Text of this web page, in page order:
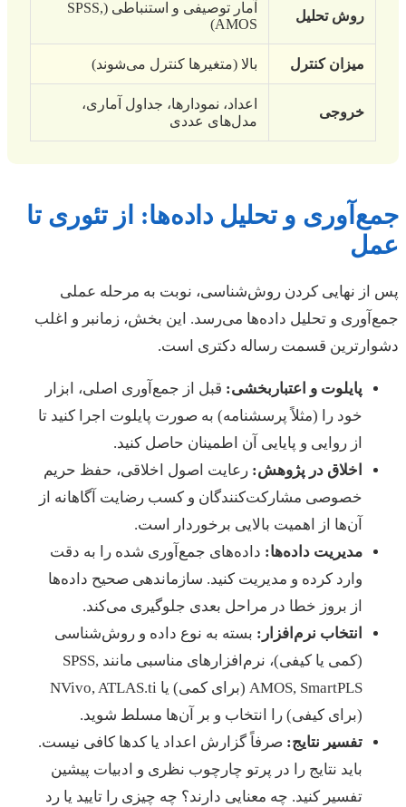
روش تحلیل
آمار توصیفی و استنباطی (SPSS,
AMOS)
میزان کنترل بالا (متغیرها کنترل می‌شوند)
خروجی
اعداد، نمودارها، جداول آماری،
مدل‌های عددی
جمع‌آوری و تحلیل داده‌ها: از تئوری تا
عمل
پس از نهایی کردن روش‌شناسی، نوبت به مرحله عملی
جمع‌آوری و تحلیل داده‌ها می‌رسد. این بخش، زمانبر و اغلب
دشوارترین قسمت رساله دکتری است.
پایلوت و اعتباربخشی: قبل از جمع‌آوری اصلی، ابزار
خود را (مثلاً پرسشنامه) به صورت پایلوت اجرا کنید تا
از روایی و پایایی آن اطمینان حاصل کنید.
اخلاق در پژوهش: رعایت اصول اخلاقی، حفظ حریم
خصوصی مشارکت‌کنندگان و کسب رضایت آگاهانه از
آن‌ها از اهمیت بالایی برخوردار است.
مدیریت داده‌ها: داده‌های جمع‌آوری شده را به دقت
وارد کرده و مدیریت کنید. سازماندهی صحیح داده‌ها
از بروز خطا در مراحل بعدی جلوگیری می‌کند.
انتخاب نرم‌افزار: بسته به نوع داده و روش‌شناسی
(کمی یا کیفی)، نرم‌افزارهای مناسبی مانند SPSS,
AMOS, SmartPLS (برای کمی) یا NVivo, ATLAS.ti
(برای کیفی) را انتخاب و بر آن‌ها مسلط شوید.
تفسیر نتایج: صرفاً گزارش اعداد یا کدها کافی نیست.
باید نتایج را در پرتو چارچوب نظری و ادبیات پیشین
تفسیر کنید. چه معنایی دارند؟ چه چیزی را تایید یا رد